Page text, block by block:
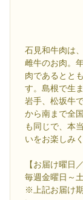
石見和牛肉は
雌牛のお肉。
肉であるとと
す。島根で生
岩手、松坂牛
から南まで全
も同じで、本
いをお楽しみ
【お届け曜日
毎週金曜日～
※上記お届け